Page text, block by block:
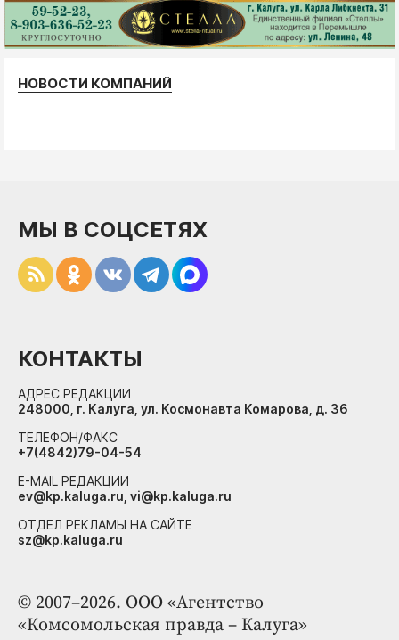
НОВОСТИ КОМПАНИЙ
© 2007–2026. ООО «Агентство
«Комсомольская правда – Калуга»
МЫ В СОЦСЕТЯХ
КОНТАКТЫ
АДРЕС РЕДАКЦИИ
248000, г. Калуга, ул. Космонавта Комарова, д. 36
ТЕЛЕФОН/ФАКС
+7(4842)79-04-54
E-MAIL РЕДАКЦИИ
ev@kp.kaluga.ru, vi@kp.kaluga.ru
ОТДЕЛ РЕКЛАМЫ НА САЙТЕ
sz@kp.kaluga.ru